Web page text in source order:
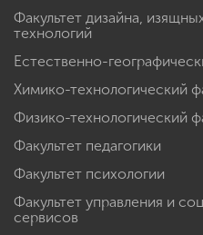
Факультет дизайна,
технологий
Естественно-
Химико-технологический
Физико-технологический
Факультет педагогики
Факультет психологии
Факультет управления и
сервисов